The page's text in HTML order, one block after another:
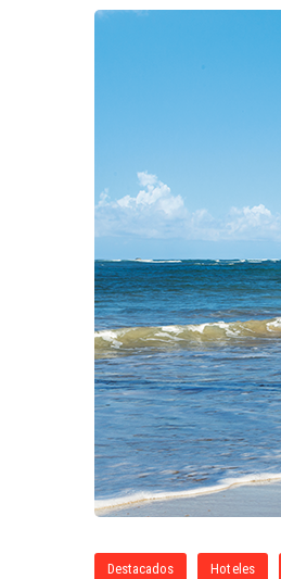
Destacados Hoteles